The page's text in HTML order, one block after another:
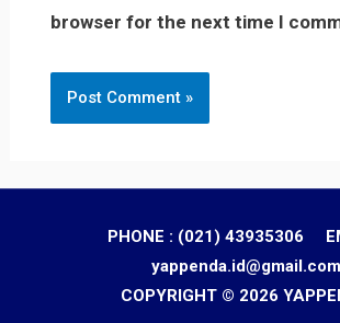
browser for the next time I
PHONE : (021) 43935306
yappenda.id@gmail.com
COPYRIGHT © 2026